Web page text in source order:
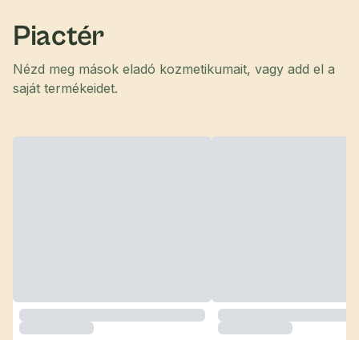
Piactér
Nézd meg mások eladó kozmetikumait, vagy add el a
saját termékeidet.